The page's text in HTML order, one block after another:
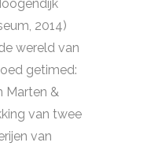
2014)
wereld van
getimed:
Marten &
van twee
van